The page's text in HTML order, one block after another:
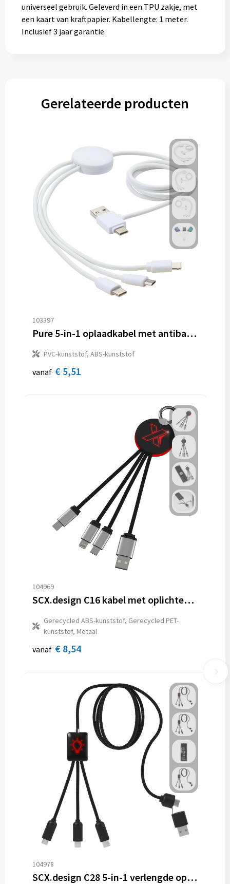
universeel gebruik. Geleverd in een TPU zakje, met
een kaart van kraftpapier. Kabellengte: 1 meter.
Inclusief 3 jaar garantie.
Gerelateerde producten
103397
Pure 5-in-1 oplaadkabel met antibacterieel additief
PVC-kunststof, ABS-kunststof
vanaf € 5,51
104969
SCX.design C16 kabel met oplichtende ring
Gerecycled ABS-kunststof, Gerecycled PET-
kunststof, Metaal
vanaf € 8,54
104978
SCX.design C28 5-in-1 verlengde oplaadkabel